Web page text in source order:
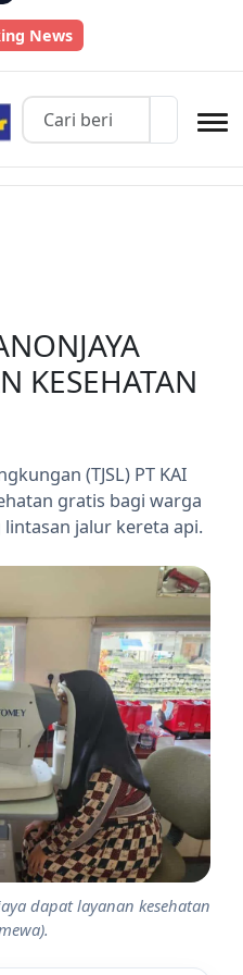
News
KESEHATAN
(TJSL) PT KAI
gratis bagi warga
jalur kereta api.
dapat layanan kesehatan